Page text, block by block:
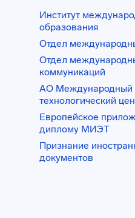
Институт
образования
Отдел
Отдел
коммуникаций
АО Международный
технологический
Европейское
диплому МИЭТ
Признание
документов